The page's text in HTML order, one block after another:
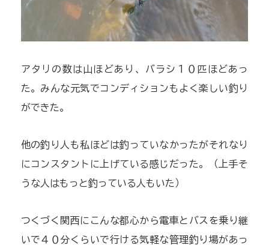
アタリの数は山ほどあり、バラシ１０匹ほどあっ
た。みんな元気でコンディションもよく楽しい釣り
ができた。
他の釣り人も私ほどは釣っていなかったがそれなり
にコンスタントに上げている感じだった。（上手そ
うな人はもっと釣っている人もいた）
つくづく関西にこんな都心から電車とバスを乗り継
いで４０分くらいで行ける気軽な管理釣り場があっ